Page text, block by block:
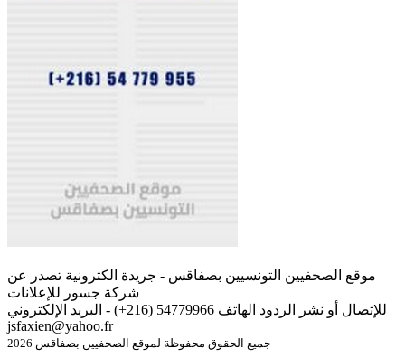
موقع الصحفيين التونسيين بصفاقس - جريدة الكترونية تصدر عن
شركة جسور للإعلانات
للإتصال أو نشر الردود الهاتف 54779966 (216+) - البريد الإلكتروني
jsfaxien@yahoo.fr
جميع الحقوق محفوظة لموقع الصحفيين بصفاقس 2026